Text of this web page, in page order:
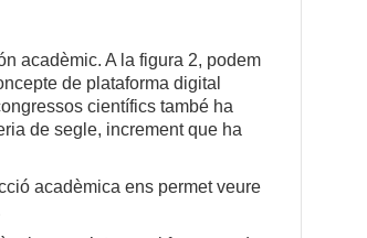
acadèmic. A la figura 2, podem
de plataforma digital
científics també ha
de segle, increment que ha
acadèmica ens permet veure